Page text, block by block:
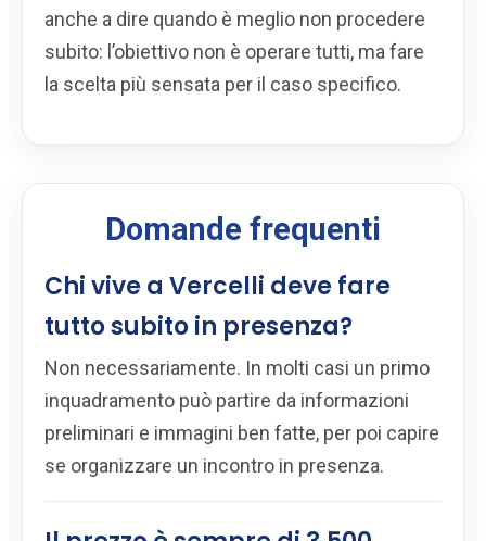
anche a dire quando è meglio non procedere
subito: l’obiettivo non è operare tutti, ma fare
la scelta più sensata per il caso specifico.
Domande frequenti
Chi vive a Vercelli deve fare
tutto subito in presenza?
Non necessariamente. In molti casi un primo
inquadramento può partire da informazioni
preliminari e immagini ben fatte, per poi capire
se organizzare un incontro in presenza.